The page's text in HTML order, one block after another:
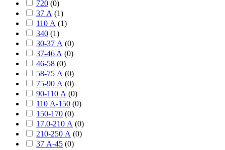
720 (0)
37 А (1)
110 А (1)
340 (1)
30-37 А (0)
37-46 A (0)
46-58 (0)
58-75 А (0)
75-90 А (0)
90-110 А (0)
110 А-150 (0)
150-170 (0)
17.0-210 А (0)
210-250 А (0)
37 А-45 (0)